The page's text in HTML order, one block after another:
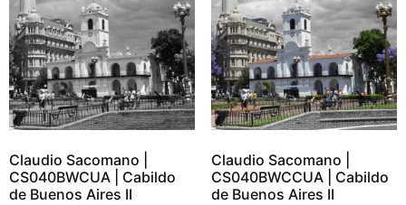
Claudio Sacomano |
CS040BWCUA | Cabildo
de Buenos Aires II
Claudio Sacomano |
CS040BWCCUA | Cabildo
de Buenos Aires II